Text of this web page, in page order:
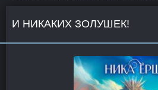
И НИКАКИХ ЗОЛУШЕК!